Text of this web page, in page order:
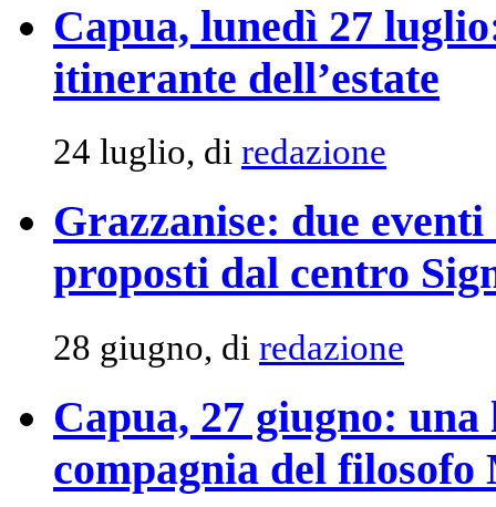
Capua, lunedì 27
itinerante dell’estate
24 luglio, di redazione
Grazzanise: due
proposti dal centro
28 giugno, di redazione
Capua, 27 giugno: una
compagnia del filosofo